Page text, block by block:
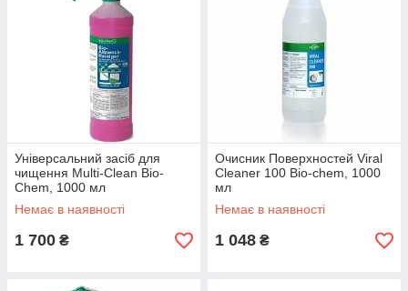
Універсальний засіб для
чищення Multi-Clean Bio-
Chem, 1000 мл
Немає в наявності
1 700 ₴
Очисник Поверхностей Viral
Cleaner 100 Bio-chem, 1000
мл
Немає в наявності
1 048 ₴